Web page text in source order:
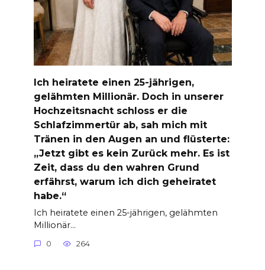
Ich heiratete einen 25-jährigen,
gelähmten Millionär. Doch in unserer
Hochzeitsnacht schloss er die
Schlafzimmertür ab, sah mich mit
Tränen in den Augen an und flüsterte:
„Jetzt gibt es kein Zurück mehr. Es ist
Zeit, dass du den wahren Grund
erfährst, warum ich dich geheiratet
habe.“
Ich heiratete einen 25-jährigen, gelähmten
Millionär…
0 264